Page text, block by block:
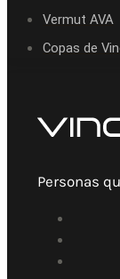
Vermut AVA
Copas de
Personas